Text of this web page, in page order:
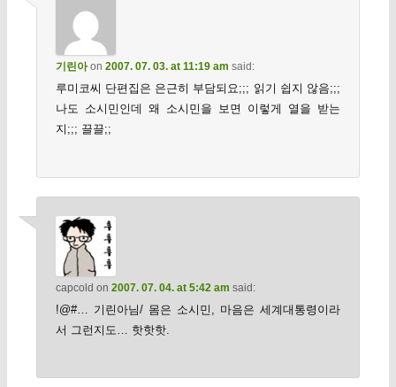
기린아on 2007. 07. 03. at 11:19 am said:
루미코씨 단편집은 은근히 부담되요;;; 읽기 쉽지 않음;;;
나도 소시민인데 왜 소시민을 보면 이렇게 열을 받는
지;;; 끌끌;;
capcold on 2007. 07. 04. at 5:42 am said:
!@#… 기린아님/ 몸은 소시민, 마음은 세계대통령이라
서 그런지도… 핫핫핫.